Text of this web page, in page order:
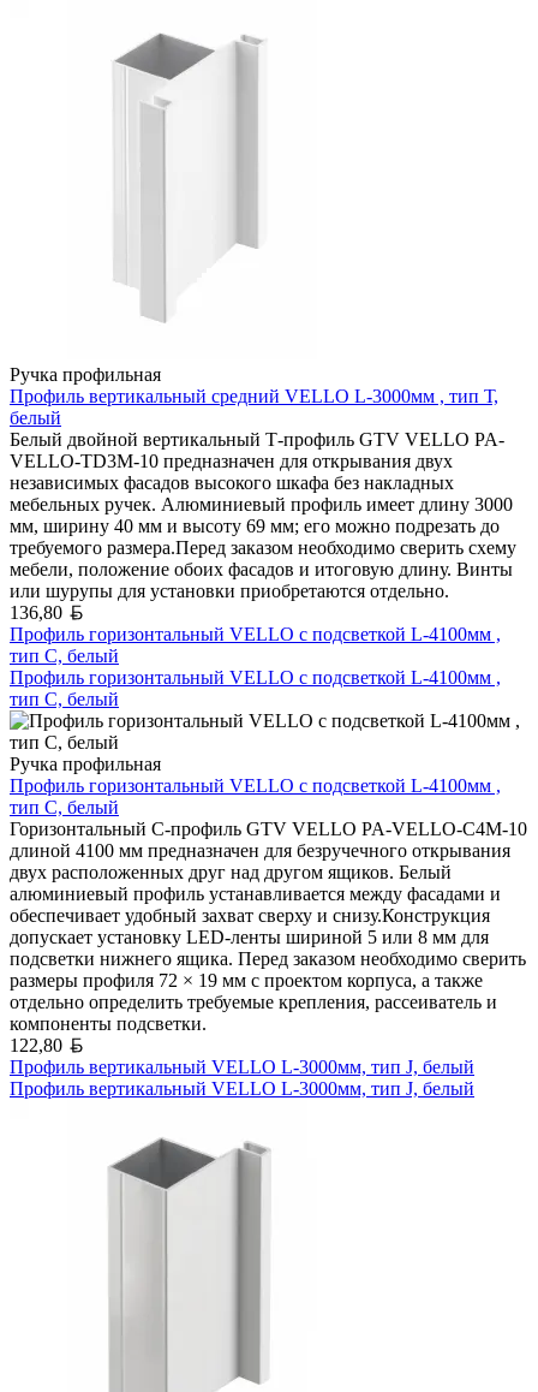
Ручка профильная
Профиль вертикальный средний VELLO L-3000мм , тип Т,
белый
Белый двойной вертикальный Т-профиль GTV VELLO PA-
VELLO-TD3M-10 предназначен для открывания двух
независимых фасадов высокого шкафа без накладных
мебельных ручек. Алюминиевый профиль имеет длину 3000
мм, ширину 40 мм и высоту 69 мм; его можно подрезать до
требуемого размера.Перед заказом необходимо сверить схему
мебели, положение обоих фасадов и итоговую длину. Винты
или шурупы для установки приобретаются отдельно.
136,80
Профиль горизонтальный VELLO с подсветкой L-4100мм ,
тип С, белый
Профиль горизонтальный VELLO с подсветкой L-4100мм ,
тип С, белый
Ручка профильная
Профиль горизонтальный VELLO с подсветкой L-4100мм ,
тип С, белый
Горизонтальный C-профиль GTV VELLO PA-VELLO-C4M-10
длиной 4100 мм предназначен для безручечного открывания
двух расположенных друг над другом ящиков. Белый
алюминиевый профиль устанавливается между фасадами и
обеспечивает удобный захват сверху и снизу.Конструкция
допускает установку LED-ленты шириной 5 или 8 мм для
подсветки нижнего ящика. Перед заказом необходимо сверить
размеры профиля 72 × 19 мм с проектом корпуса, а также
отдельно определить требуемые крепления, рассеиватель и
компоненты подсветки.
122,80
Профиль вертикальный VELLO L-3000мм, тип J, белый
Профиль вертикальный VELLO L-3000мм, тип J, белый